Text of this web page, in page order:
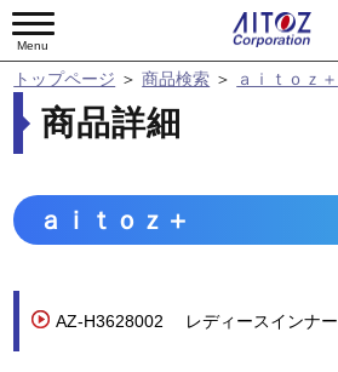
Menu
トップページ ＞商品検索 ＞ ａｉｔｏｚ＋
商品詳細
ａｉｔｏｚ＋
AZ-H3628002 レディースインナー